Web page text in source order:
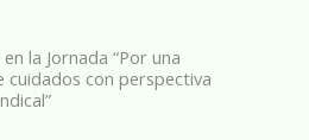
la Jornada “Por una
cuidados con perspectiva